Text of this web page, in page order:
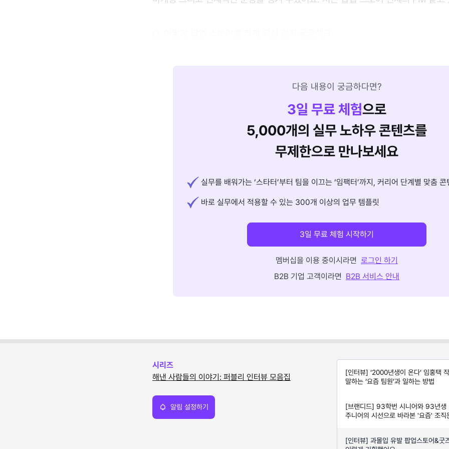
다음 내용이 궁금하다면?
3일 무료 체험으로
5,000개의 실무 노하우 콘텐츠를
무제한으로 만나보세요
실무를 배워가는 ‘스타터’부터 팀을 이끄는 ‘임팩터’까지, 커리어 단계별 맞춤 콘
바로 실무에서 적용할 수 있는 300개 이상의 업무 템플릿
3일 무료 체험 시작하기
멤버십을 이용 중이시라면 로그인 하기
B2B 기업 고객이라면 B2B 서비스 안내
시리즈
해낸 사람들의 이야기: 퍼블리 인터뷰 모음집
알림 설정하기
[인터뷰] ‘2000년생이 온다’ 임홍택
말하는 ‘요즘 팀원’과 일하는 방법
[브랜디드] 93학번 시니어와 93년생
주니어의 시선으로 바라본 '요즘' 조직
[인터뷰] 과몰입 유발 팝업스토어&굿